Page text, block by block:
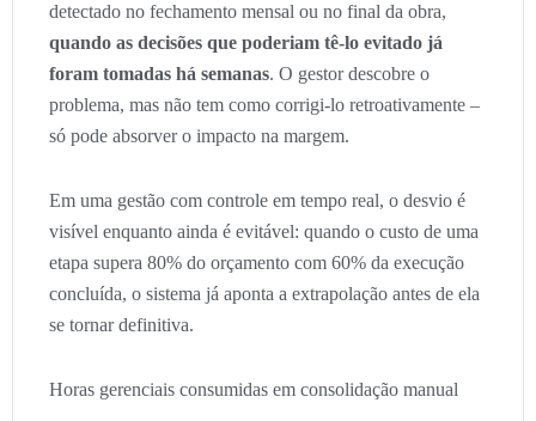
detectado no fechamento mensal ou no final da obra,
quando as decisões que poderiam tê-lo evitado já
foram tomadas há semanas. O gestor descobre o
problema, mas não tem como corrigi-lo retroativamente –
só pode absorver o impacto na margem.
Em uma gestão com controle em tempo real, o desvio é
visível enquanto ainda é evitável: quando o custo de uma
etapa supera 80% do orçamento com 60% da execução
concluída, o sistema já aponta a extrapolação antes de ela
se tornar definitiva.
Horas gerenciais consumidas em consolidação manual